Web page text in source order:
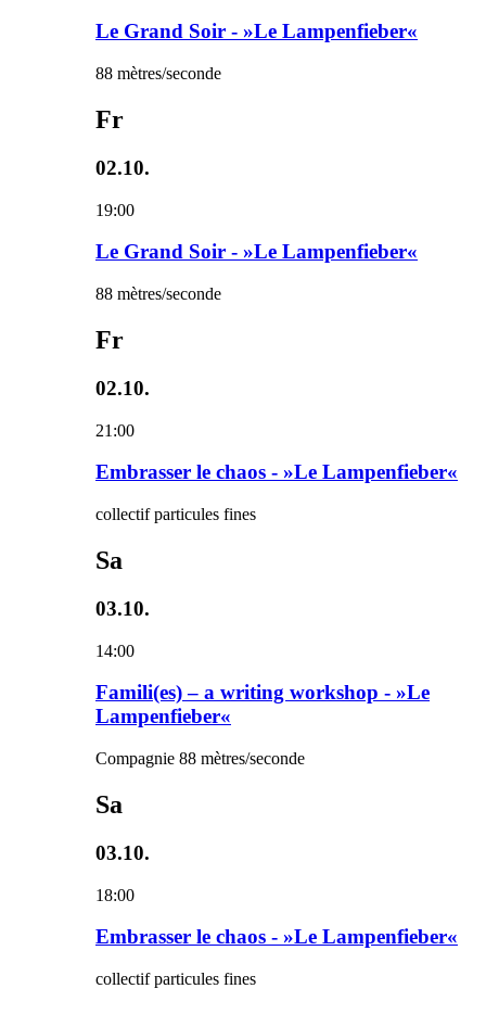
Le Grand Soir - »Le Lampenfieber«
88 mètres/seconde
Fr
02.10.
19:00
Le Grand Soir - »Le Lampenfieber«
88 mètres/seconde
Fr
02.10.
21:00
Embrasser le chaos - »Le Lampenfieber«
collectif particules fines
Sa
03.10.
14:00
Famili(es) – a writing workshop - »Le
Lampenfieber«
Compagnie 88 mètres/seconde
Sa
03.10.
18:00
Embrasser le chaos - »Le Lampenfieber«
collectif particules fines